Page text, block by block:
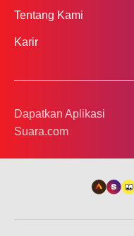
Tentang Kami
Karir
Dapatkan Aplikasi
Suara.com